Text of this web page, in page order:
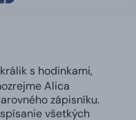
s hodinkami,
Alica
zápisníku.
všetkých